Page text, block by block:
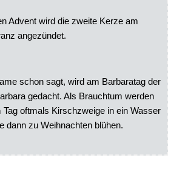
Advent wird die zweite Kerze am
angezündet.
schon sagt, wird am Barbaratag der
gedacht. Als Brauchtum werden
Tag oftmals Kirschzweige in ein Wasser
dann zu Weihnachten blühen.